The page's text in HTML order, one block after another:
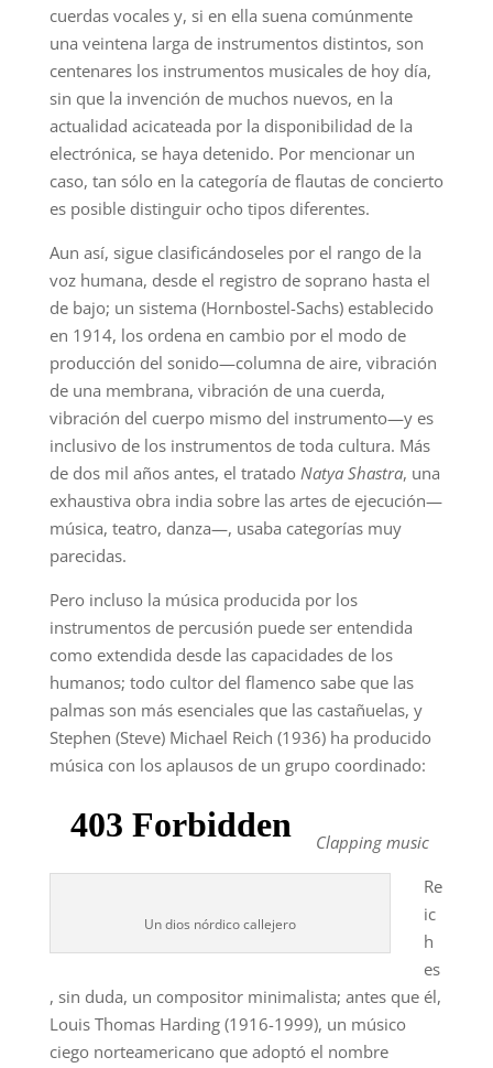
cuerdas vocales y, si en ella suena comúnmente
una veintena larga de instrumentos distintos, son
centenares los instrumentos musicales de hoy día,
sin que la invención de muchos nuevos, en la
actualidad acicateada por la disponibilidad de la
electrónica, se haya detenido. Por mencionar un
caso, tan sólo en la categoría de flautas de concierto
es posible distinguir ocho tipos diferentes.
Aun así, sigue clasificándoseles por el rango de la
voz humana, desde el registro de soprano hasta el
de bajo; un sistema (Hornbostel-Sachs) establecido
en 1914, los ordena en cambio por el modo de
producción del sonido—columna de aire, vibración
de una membrana, vibración de una cuerda,
vibración del cuerpo mismo del instrumento—y es
inclusivo de los instrumentos de toda cultura. Más
de dos mil años antes, el tratado Natya Shastra, una
exhaustiva obra india sobre las artes de ejecución—
música, teatro, danza—, usaba categorías muy
parecidas.
Pero incluso la música producida por los
instrumentos de percusión puede ser entendida
como extendida desde las capacidades de los
humanos; todo cultor del flamenco sabe que las
palmas son más esenciales que las castañuelas, y
Stephen (Steve) Michael Reich (1936) ha producido
música con los aplausos de un grupo coordinado:
Clapping music
Un dios nórdico callejero
Re
ic
h
es
, sin duda, un compositor minimalista; antes que él,
Louis Thomas Harding (1916-1999), un músico
ciego norteamericano que adoptó el nombre